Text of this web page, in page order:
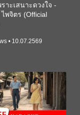
ราะเสนาะดวงใจ -
ไพจิตร (Official
• 10.07.2569